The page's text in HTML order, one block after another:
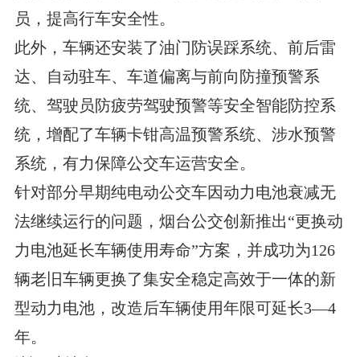
员，提高行车安全性。
此外，车辆还安装了油门防误踩系统、前后雷
达、自动驻车、车道偏离与前向防撞预警系
统、驾驶员防疲劳驾驶预警等安全智能防控系
统，增配了车辆卡钳高温预警系统、涉水预警
系统，有力保障公交车运营安全。
针对部分早期纯电动公交车因动力电池衰减无
法继续运行的问题，烟台公交创新推出“更换动
力电池延长车辆使用寿命”方案，并成功为126
辆老旧车辆更换了集安全稳定高效于一体的新
型动力电池，改造后车辆使用年限可延长3—4
年。